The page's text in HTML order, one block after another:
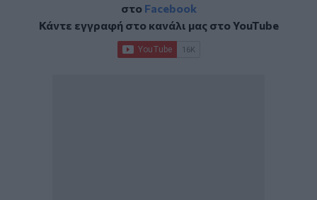
στο Facebook
Κάντε εγγραφή στο κανάλι μας στοYouTube